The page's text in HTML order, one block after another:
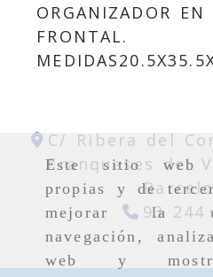
Este sitio web
propias y de
mejorar la
navegación,
web y
ORGANIZADOR EN
FRONTAL.
C/ Ribera del
Franqueses del
93 244